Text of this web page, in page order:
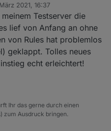
2021, 16:37
Testserver die
lief von Anfang an ohne
von Rules hat problemlos
geklappt. Tolles neues
echt erleichtert!
Ihr das gerne durch einen
zum Ausdruck bringen.